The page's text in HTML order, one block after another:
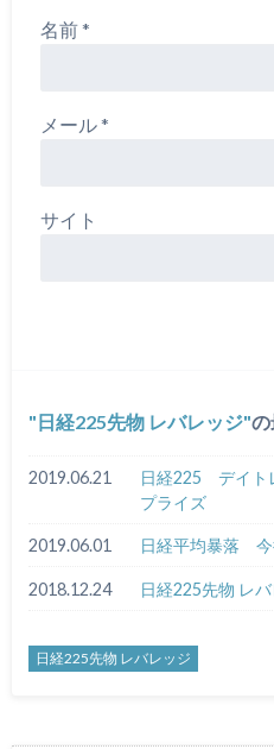
名前*
メール*
サイト
日経225先物 レバレッジ
2019.06.21
日経225 デイ
プライズ
2019.06.01 日経平均暴落
2018.12.24 日経225先物 レ
日経225先物 レバレッジ